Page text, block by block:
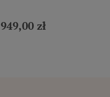
949,00 zł